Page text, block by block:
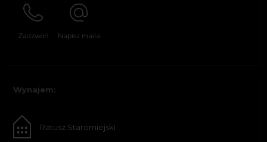
Zadzwoń Napisz maila
Wynajem:
Ratusz Staromiejski